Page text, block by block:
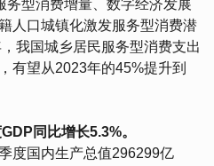
务型消费增量、数字经济发展
人口城镇化激发服务型消费潜
我国城乡居民服务型消费支出
有望从2023年的45%提升到
同比增长5.3%。
度国内生产总值296299亿